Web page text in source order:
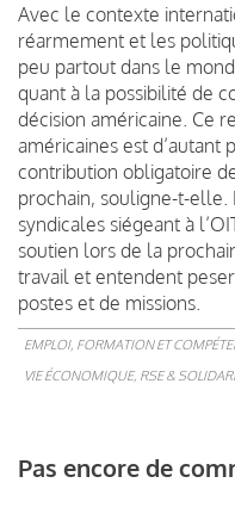
Avec le contexte
réarmement et les
peu partout dans le
quant à la possibilité de
décision américaine. Ce
américaines est d’autant
contribution obligatoire
prochain, souligne-t-elle.
syndicales siégeant à
soutien lors de la
travail et entendent
postes et de missions.
EMPLOI, FORMATION ET
VIE ÉCONOMIQUE, RSE &
Pas encore de